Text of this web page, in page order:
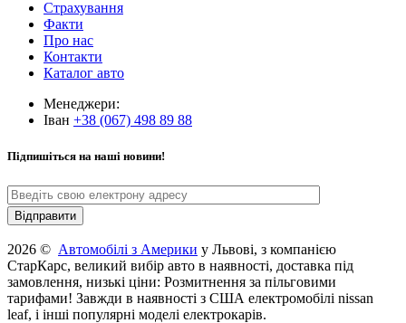
Страхування
Факти
Про нас
Контакти
Каталог авто
Менеджери:
Іван +38 (067) 498 89 88
Підпишіться на наші новини!
2026 © Автомобілі з Америки у Львові, з компанією
СтарКарс, великий вибір авто в наявності, доставка під
замовлення, низькі ціни: Розмитнення за пільговими
тарифами! Завжди в наявності з США електромобілі nissan
leaf, і інші популярні моделі електрокарів.